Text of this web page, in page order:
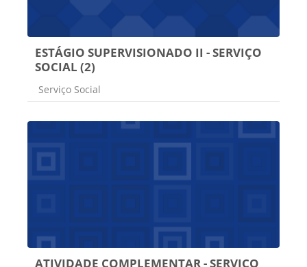
ESTÁGIO SUPERVISIONADO II - SERVIÇO
SOCIAL (2)
Categoria do curso
Serviço Social
ATIVIDADE COMPLEMENTAR - SERVIÇO